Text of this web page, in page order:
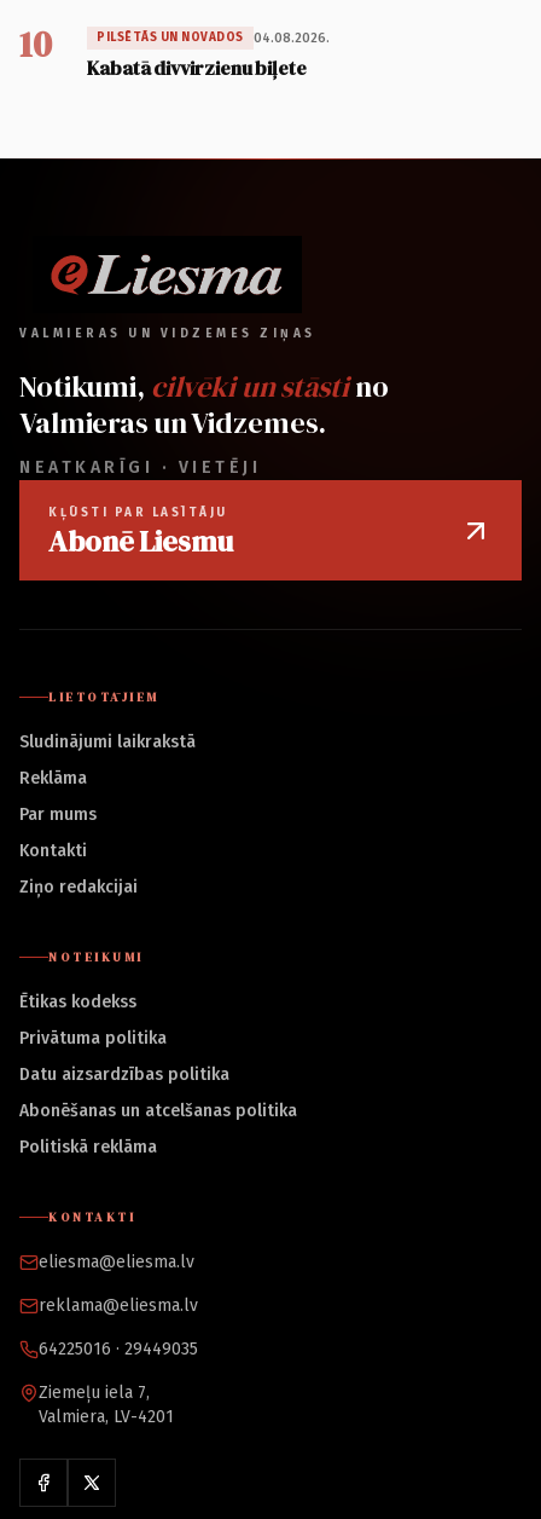
10 PILSĒTĀS UN NOVADOS 04.08.2026.
Kabatā divvirzienu biļete
VALMIERAS UN VIDZEMES ZIŅAS
Notikumi, cilvēki un stāstino
Valmieras un Vidzemes.
NEATKARĪGI · VIETĒJI
KĻŪSTI PAR LASĪTĀJU
Abonē Liesmu
LIETOTĀJIEM
Sludinājumi laikrakstā
Reklāma
Par mums
Kontakti
Ziņo redakcijai
NOTEIKUMI
Ētikas kodekss
Privātuma politika
Datu aizsardzības politika
Abonēšanas un atcelšanas politika
Politiskā reklāma
KONTAKTI
eliesma@eliesma.lv
reklama@eliesma.lv
64225016 · 29449035
Ziemeļu iela 7,
Valmiera, LV-4201